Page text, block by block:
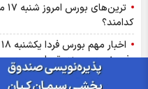
کدامند؟
پذیره‌نویسی صندوق‌ها